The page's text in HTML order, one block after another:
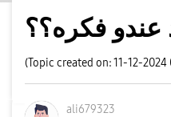
فكره؟؟
(Topic created on: 11-12-2024
ali679323